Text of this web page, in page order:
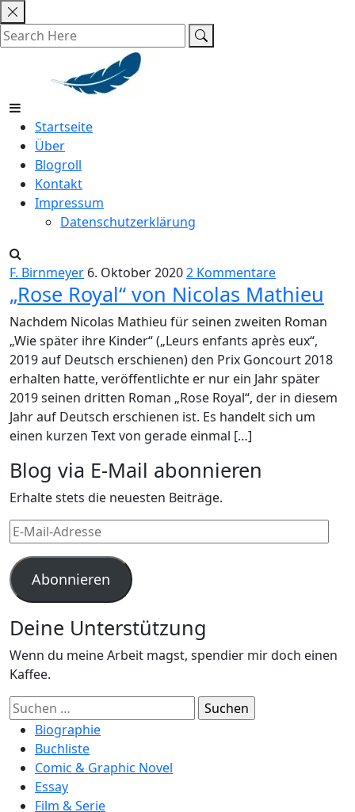
Skip
to
content
Startseite
Über
Blogroll
Kontakt
Impressum
Datenschutzerklärung
F. Birnmeyer 6. Oktober 20202 Kommentare
„Rose Royal“ von Nicolas Mathieu
Nachdem Nicolas Mathieu für seinen zweiten Roman
„Wie später ihre Kinder“ („Leurs enfants après eux“,
2019 auf Deutsch erschienen) den Prix Goncourt 2018
erhalten hatte, veröffentlichte er nur ein Jahr später
2019 seinen dritten Roman „Rose Royal“, der in diesem
Jahr auf Deutsch erschienen ist. Es handelt sich um
einen kurzen Text von gerade einmal […]
Blog via E-Mail abonnieren
Erhalte stets die neuesten Beiträge.
E-
Mail-
Adresse
Abonnieren
Deine Unterstützung
Wenn du meine Arbeit magst, spendier mir doch einen
Kaffee.
Suchen
nach:Biographie
Buchliste
Comic & Graphic Novel
Essay
Film & Serie